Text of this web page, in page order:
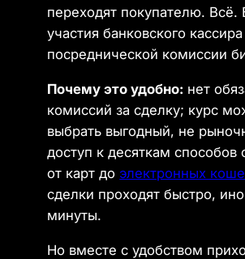
переходят покупателю. Всё.
участия банковского
посреднической комиссии
Почему это удобно: нет
комиссий за сделку; курс
выбрать выгодный, не
доступ к десяткам
от карт до электронных
сделки проходят быстро,
минуты.
Но вместе с удобством